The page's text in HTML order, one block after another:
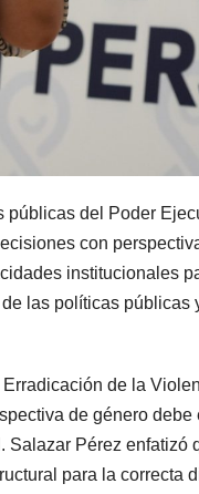
del Poder
con
institucionales
las políticas públicas
de la
de género
Pérez enfatizó
para la correcta